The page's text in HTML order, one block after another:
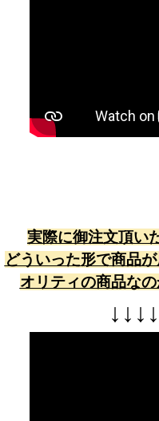
実際に御注文頂い
どういった形で商品
オリティの商品な
↓ ↓ ↓ ↓